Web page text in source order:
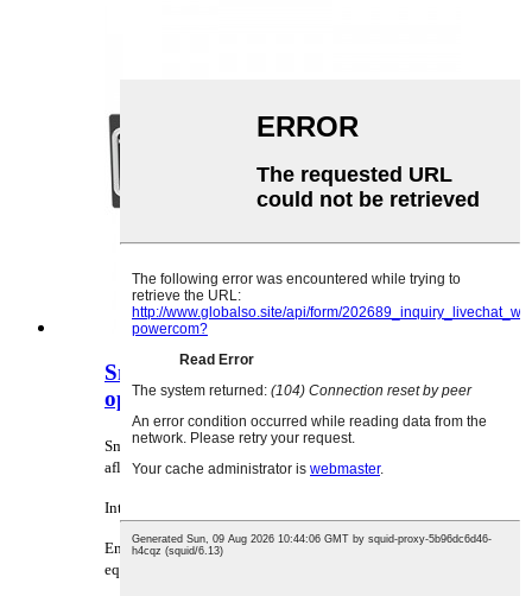
Smart 48V LiFePO4 batteri
opladning og afladning equalizer
Smart 48V/51,2V LiFePO4 batteriopladnings- og
afladningsequalizer
Intelligent udligning: afladning og opladning
Enkelt equalizer maks. 64 stk. Understøtter flere
equalizere til parallel i containeropbevaring